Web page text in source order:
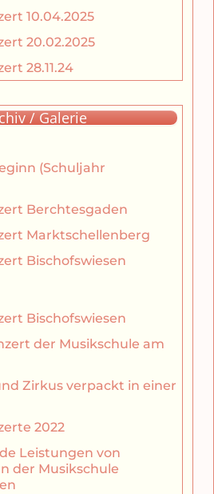
10.04.2025
20.02.2025
28.11.24
/ Galerie
(Schuljahr
Berchtesgaden
Marktschellenberg
Bischofswiesen
Bischofswiesen
der Musikschule am
Zirkus verpackt in einer
2022
Leistungen von
der Musikschule